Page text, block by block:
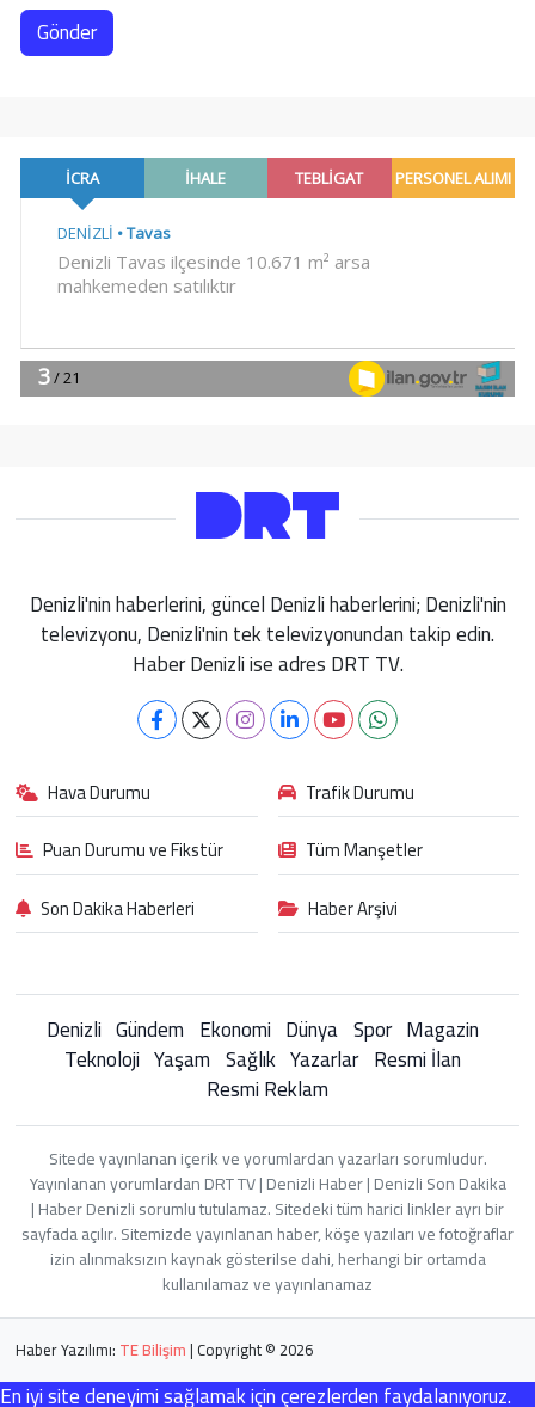
Gönder
Denizli'nin haberlerini, güncel Denizli haberlerini; Denizli'nin
televizyonu, Denizli'nin tek televizyonundan takip edin.
Haber Denizli ise adres DRT TV.
Hava Durumu
Trafik Durumu
Puan Durumu ve Fikstür
Tüm Manşetler
Son Dakika Haberleri
Haber Arşivi
Denizli Gündem Ekonomi Dünya Spor Magazin
Teknoloji Yaşam Sağlık Yazarlar Resmi İlan
Resmi Reklam
Sitede yayınlanan içerik ve yorumlardan yazarları sorumludur.
Yayınlanan yorumlardan DRT TV | Denizli Haber | Denizli Son Dakika
| Haber Denizli sorumlu tutulamaz. Sitedeki tüm harici linkler ayrı bir
sayfada açılır. Sitemizde yayınlanan haber, köşe yazıları ve fotoğraflar
izin alınmaksızın kaynak gösterilse dahi, herhangi bir ortamda
kullanılamaz ve yayınlanamaz
Haber Yazılımı: TE Bilişim| Copyright © 2026
En iyi site deneyimi sağlamak için çerezlerden faydalanıyoruz.